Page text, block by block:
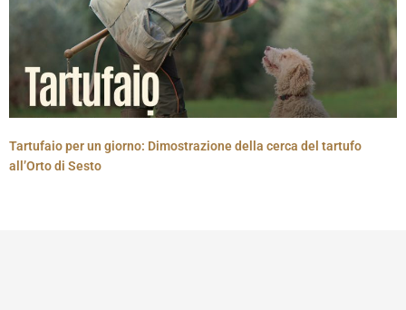
Tartufaio per un giorno: Dimostrazione della cerca del tartufo
all’Orto di Sesto